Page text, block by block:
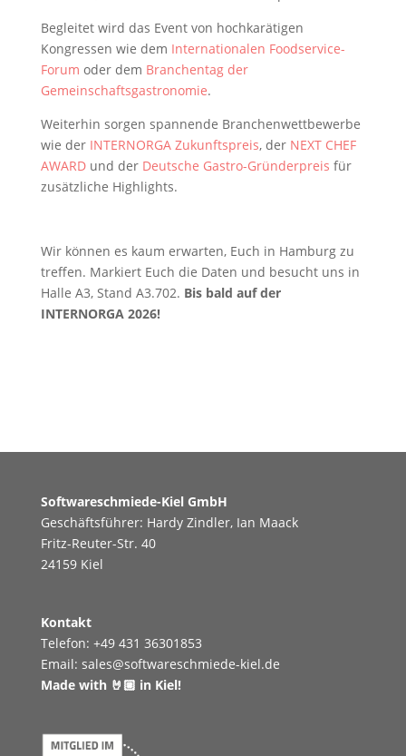
Begleitet wird das Event von hochkarätigen
Kongressen wie dem Internationalen Foodservice-
Forum oder dem Branchentag der
Gemeinschaftsgastronomie.
Weiterhin sorgen spannende Branchenwettbewerbe
wie der INTERNORGA Zukunftspreis, der NEXT CHEF
AWARDund der Deutsche Gastro-Gründerpreis für
zusätzliche Highlights.
Wir können es kaum erwarten, Euch in Hamburg zu
treffen. Markiert Euch die Daten und besucht uns in
Halle A3, Stand A3.702. Bis bald auf der
INTERNORGA 2026!
Softwareschmiede-Kiel GmbH
Geschäftsführer: Hardy Zindler, Ian Maack
Fritz-Reuter-Str. 40
24159 Kiel
Kontakt
Telefon: +49 431 36301853
Email: sales@softwareschmiede-kiel.de
Made with 🤘🏼 in Kiel!